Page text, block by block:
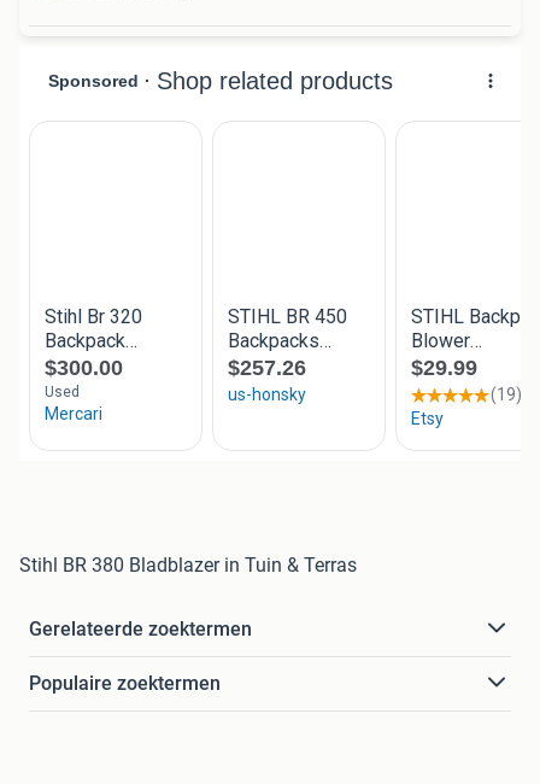
Stihl BR 380 Bladblazer in Tuin & Terras
Gerelateerde zoektermen
Populaire zoektermen